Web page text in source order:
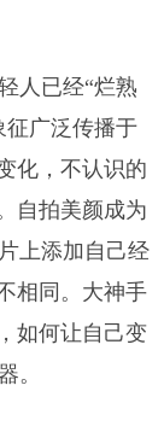
人已经“烂熟
征广泛传播于
化，不认识的
自拍美颜成为
上添加自己经
相同。大神手
如何让自己变
。